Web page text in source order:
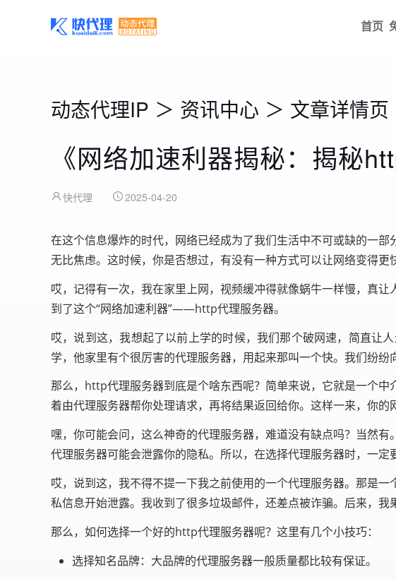
首页
动态代理IP ＞ 资讯中心 ＞ 文章详情页
《网络加速利器揭秘：揭秘
快代理 2025-04-20
在这个信息爆炸的时代，网络已经成为了我们生活中不可或缺的一
无比焦虑。这时候，你是否想过，有没有一种方式可以让网络变得
哎，记得有一次，我在家里上网，视频缓冲得就像蜗牛一样慢，真
到了这个“网络加速利器”——http代理服务器。
哎，说到这，我想起了以前上学的时候，我们那个破网速，简直让
学，他家里有个很厉害的代理服务器，用起来那叫一个快。我们纷纷
那么，http代理服务器到底是个啥东西呢？简单来说，它就是一个
着由代理服务器帮你处理请求，再将结果返回给你。这样一来，你的
嘿，你可能会问，这么神奇的代理服务器，难道没有缺点吗？当然
代理服务器可能会泄露你的隐私。所以，在选择代理服务器时，一定
哎，说到这，我不得不提一下我之前使用的一个代理服务器。那是
私信息开始泄露。我收到了很多垃圾邮件，还差点被诈骗。后来，我
那么，如何选择一个好的http代理服务器呢？这里有几个小技巧：
选择知名品牌：大品牌的代理服务器一般质量都比较有保证。